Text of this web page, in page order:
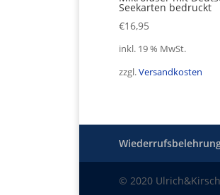
Seekarten bedruckt
€16,95
inkl. 19 % MwSt.
zzgl.Versandkosten
© 2020